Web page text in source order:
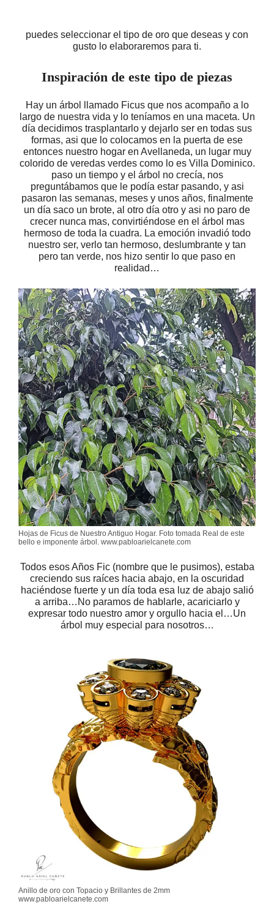
puedes seleccionar el tipo de oro que deseas y con
gusto lo elaboraremos para ti.
Inspiración de este tipo de piezas
Hay un árbol llamado Ficus que nos acompaño a lo
largo de nuestra vida y lo teníamos en una maceta. Un
día decidimos trasplantarlo y dejarlo ser en todas sus
formas, asi que lo colocamos en la puerta de ese
entonces nuestro hogar en Avellaneda, un lugar muy
colorido de veredas verdes como lo es Villa Dominico.
paso un tiempo y el árbol no crecía, nos
preguntábamos que le podía estar pasando, y asi
pasaron las semanas, meses y unos años, finalmente
un día saco un brote, al otro día otro y asi no paro de
crecer nunca mas, convirtiéndose en el árbol mas
hermoso de toda la cuadra. La emoción invadió todo
nuestro ser, verlo tan hermoso, deslumbrante y tan
pero tan verde, nos hizo sentir lo que paso en
realidad…
Hojas de Ficus de Nuestro Antiguo Hogar. Foto tomada Real de este
bello e imponente árbol. www.pabloarielcanete.com
Todos esos Años Fic (nombre que le pusimos), estaba
creciendo sus raíces hacia abajo, en la oscuridad
haciéndose fuerte y un día toda esa luz de abajo salió
a arriba…No paramos de hablarle, acariciarlo y
expresar todo nuestro amor y orgullo hacia el…Un
árbol muy especial para nosotros…
Anillo de oro con Topacio y Brillantes de 2mm
www.pabloarielcanete.com